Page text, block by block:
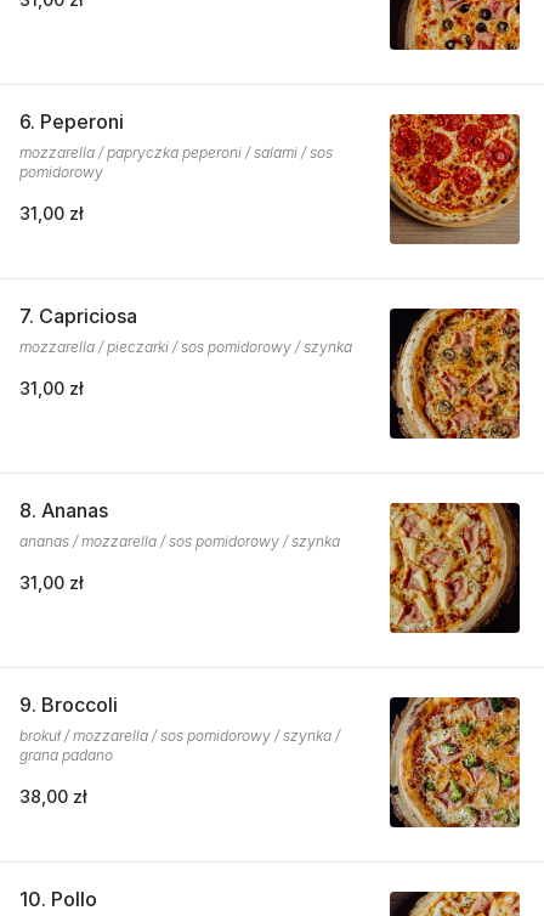
6. Peperoni
mozzarella / papryczka peperoni / salami / sos
pomidorowy
31,00 zł
7. Capriciosa
mozzarella / pieczarki / sos pomidorowy / szynka
31,00 zł
8. Ananas
ananas / mozzarella / sos pomidorowy / szynka
31,00 zł
9. Broccoli
brokuł / mozzarella / sos pomidorowy / szynka /
grana padano
38,00 zł
10. Pollo